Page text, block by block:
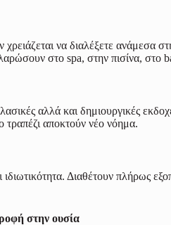
να διαλέξετε
στο spa, στην πισίνα,
αλλά και δημιουργικές
τραπέζι αποκτούν νέο νόημα.
Διαθέτουν πλήρως
στην ουσία